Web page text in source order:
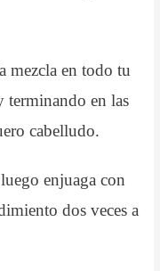
mezcla en todo tu
terminando en las
cabelludo.
enjuaga con
dos veces a